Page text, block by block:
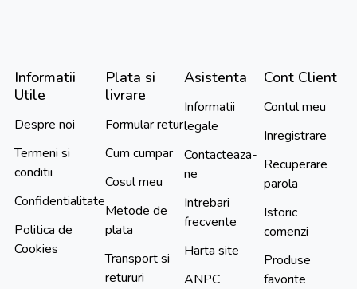
Informatii
Utile
Despre noi
Termeni si
conditii
Confidentialitate
Politica de
Cookies
Plata si
livrare
Formular retur
Cum cumpar
Cosul meu
Metode de
plata
Transport si
retururi
Asistenta
Informatii
legale
Contacteaza-
ne
Intrebari
frecvente
Harta site
ANPC
Cont Client
Contul meu
Inregistrare
Recuperare
parola
Istoric
comenzi
Produse
favorite